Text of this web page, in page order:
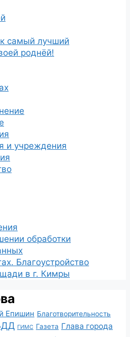
самый лучший
роднёй!
и учреждения
обработки
Благоустройство
в г. Кимры
Епишин Благотворительность
ГИМС Газета Глава города